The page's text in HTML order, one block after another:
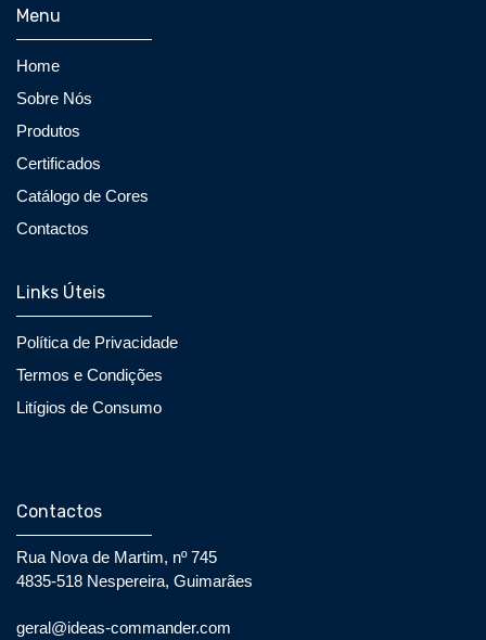
Menu
Home
Sobre Nós
Produtos
Certificados
Catálogo de Cores
Contactos
Links Úteis
Política de Privacidade
Termos e Condições
Litígios de Consumo
Contactos
Rua Nova de Martim, nº 745
4835-518 Nespereira, Guimarães
geral@ideas-commander.com